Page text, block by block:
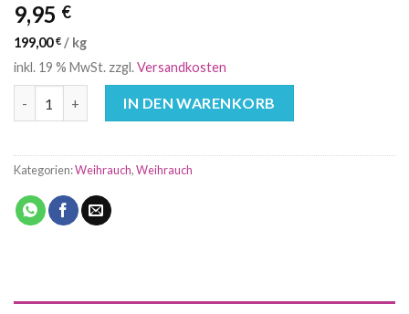
9,95 €
199,00€ / kg
inkl. 19 % MwSt. zzgl.Versandkosten
IN DEN WARENKORB
Kategorien:Weihrauch,Weihrauch